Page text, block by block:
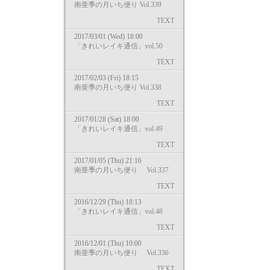
南亜季の月いち便り Vol.339
TEXT
2017/03/01 (Wed) 18:00
「きれいレイキ通信」vol.50
TEXT
2017/02/03 (Fri) 18:15
南亜季の月いち便り Vol.338
TEXT
2017/01/28 (Sat) 18:00
「きれいレイキ通信」vol.49
TEXT
2017/01/05 (Thu) 21:16
南亜季の月いち便り Vol.337
TEXT
2016/12/29 (Thu) 18:13
「きれいレイキ通信」vol.48
TEXT
2016/12/01 (Thu) 10:00
南亜季の月いち便り Vol.336